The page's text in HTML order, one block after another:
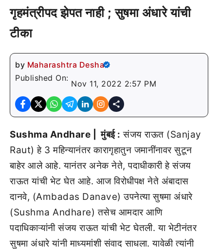
गृहमंत्रीपद झेपत नाही ; सुषमा अंधारे यांची
टीका
by Maharashtra Desha
Published On:
Nov 11, 2022 2:57 PM
Sushma Andhare | मुंबई : संजय राऊत (Sanjay
Raut) हे 3 महिन्यानंतर कारागृहातुन जमानींनावर सुटून
बाहेर आले आहे. यानंतर अनेक नेते, पदाधीकारी हे संजय
राऊत यांची भेट घेत आहे. आज विरोधीपक्ष नेते अंबादास
दानवे, (Ambadas Danave) उपनेत्या सुषमा अंधारे
(Sushma Andhare) तसेच आमदार आणि
पदाधिकाऱ्यांनी संजय राऊत यांची भेट घेतली. या भेटीनंतर
सुषमा अंधारे यांनी माध्यमांशी संवाद साधला. यावेळी त्यांनी